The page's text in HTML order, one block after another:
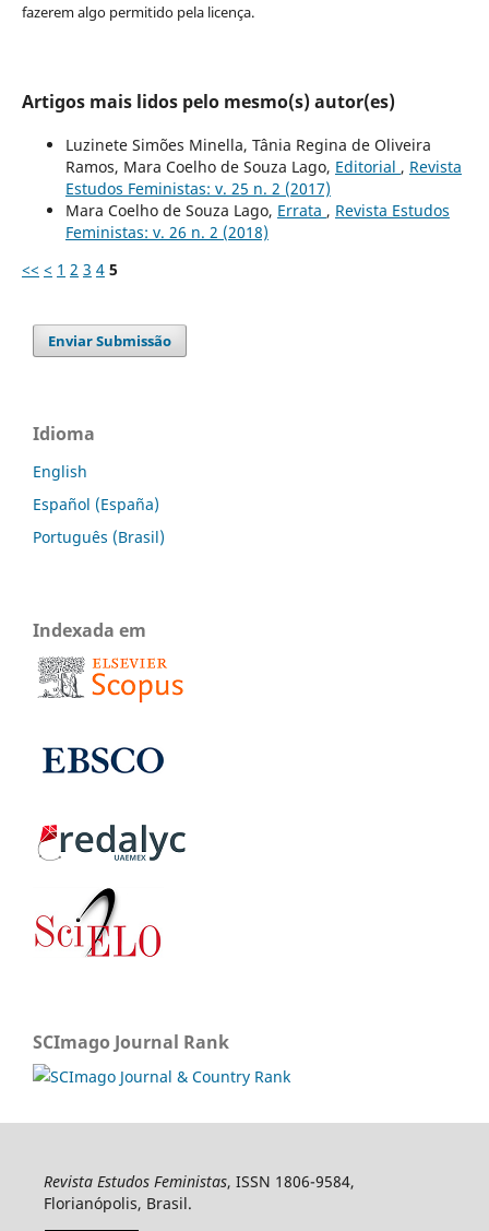
fazerem algo permitido pela licença.
Artigos mais lidos pelo mesmo(s) autor(es)
Luzinete Simões Minella, Tânia Regina de Oliveira
Ramos, Mara Coelho de Souza Lago, Editorial , Revista
Estudos Feministas: v. 25 n. 2 (2017)
Mara Coelho de Souza Lago, Errata , Revista Estudos
Feministas: v. 26 n. 2 (2018)
<< < 1 2 3 4 5
Enviar Submissão
Idioma
English
Español (España)
Português (Brasil)
Indexada em
SCImago Journal Rank
Revista Estudos Feministas, ISSN 1806-9584,
Florianópolis, Brasil.